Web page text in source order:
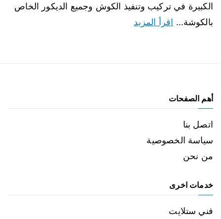
الكبيرة في تركيب وتنفيذ الكوش وجميع الديكور الخاص
بالكوشة… اقرأ المزيد
أهم الصفحات
اتصل بنا
سياسة الخصوصية
من نحن
خدمات اخرى
فني ستلايت